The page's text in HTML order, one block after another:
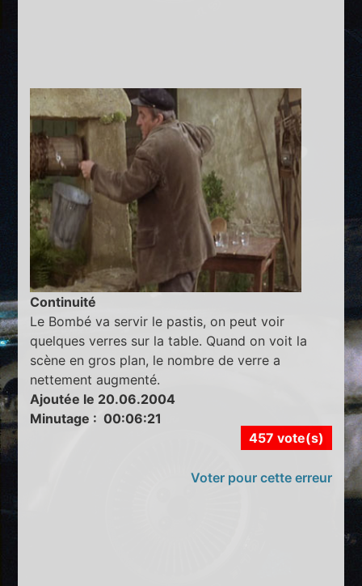
Continuité
Le Bombé va servir le pastis, on peut voir
quelques verres sur la table. Quand on voit la
scène en gros plan, le nombre de verre a
nettement augmenté.
Ajoutée le 20.06.2004
Minutage : 00:06:21
457 vote(s)
Voter pour cette erreur